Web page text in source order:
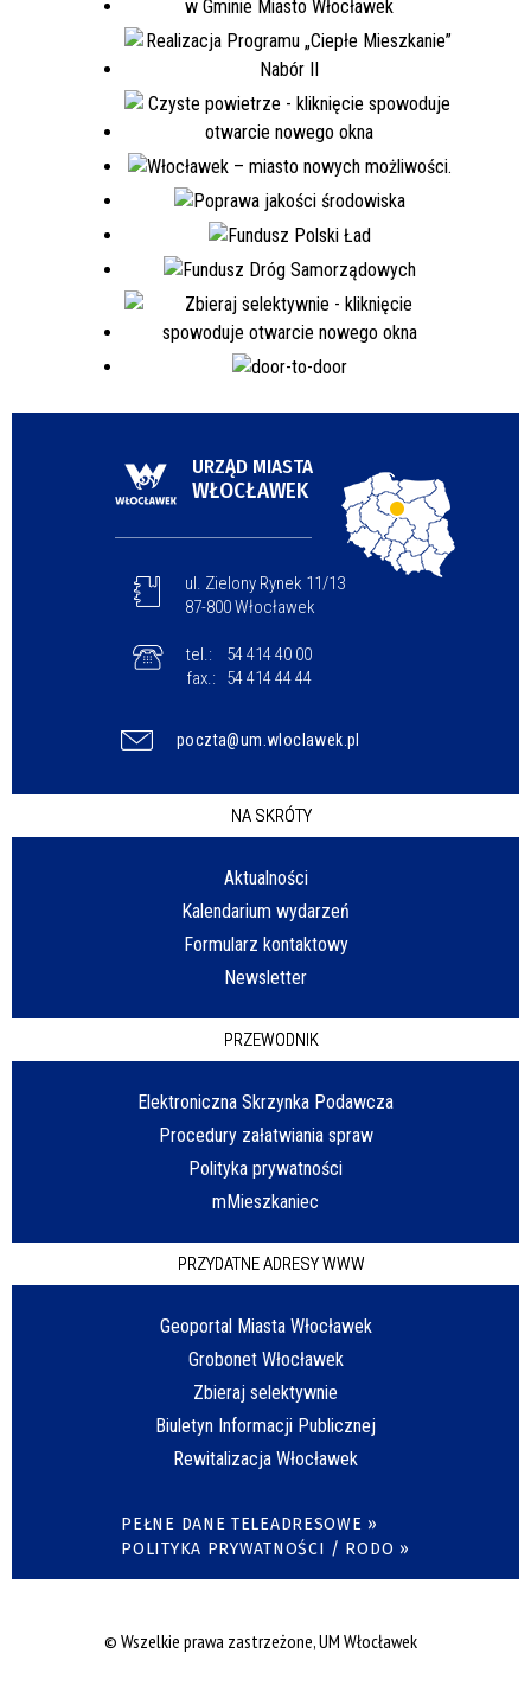
URZĄD MIASTA
WŁOCŁAWEK
ul. Zielony Rynek 11/13
87-800 Włocławek
tel.:
54 414 40 00
fax.:
54 414 44 44
poczta@um.wloclawek.pl
NA SKRÓTY
Aktualności
Kalendarium wydarzeń
Formularz kontaktowy
Newsletter
PRZEWODNIK
Elektroniczna Skrzynka Podawcza
Procedury załatwiania spraw
Polityka prywatności
mMieszkaniec
PRZYDATNE ADRESY WWW
Geoportal Miasta Włocławek
Grobonet Włocławek
Zbieraj selektywnie
Biuletyn Informacji Publicznej
Rewitalizacja Włocławek
PEŁNE DANE TELEADRESOWE »
POLITYKA PRYWATNOŚCI / RODO »
© Wszelkie prawa zastrzeżone, UM Włocławek